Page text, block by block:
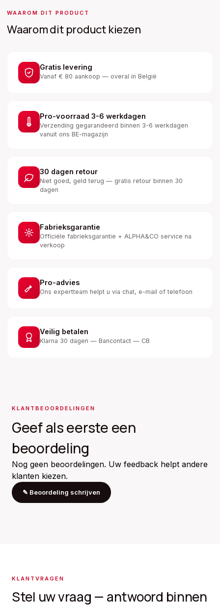
WAAROM DIT PRODUCT
Waarom dit product kiezen
Gratis levering
Vanaf € 80 aankoop — overal in België
Pro-voorraad 3-6 werkdagen
Verzending gegarandeerd binnen 3-6 werkdagen
vanuit ons BE-magazijn
30 dagen retour
Niet goed, geld terug — gratis retour binnen 30
dagen
Fabrieksgarantie
Officiële fabrieksgarantie + ALPHA&CO service na
verkoop
Pro-advies
Ons expertteam helpt u via chat, e-mail of telefoon
Veilig betalen
Klarna 30 dagen — Bancontact — CB
KLANTBEOORDELINGEN
Geef als eerste een
beoordeling
Nog geen beoordelingen. Uw feedback helpt andere
klanten kiezen.
✎ Beoordeling schrijven
KLANTVRAGEN
Stel uw vraag — antwoord binnen